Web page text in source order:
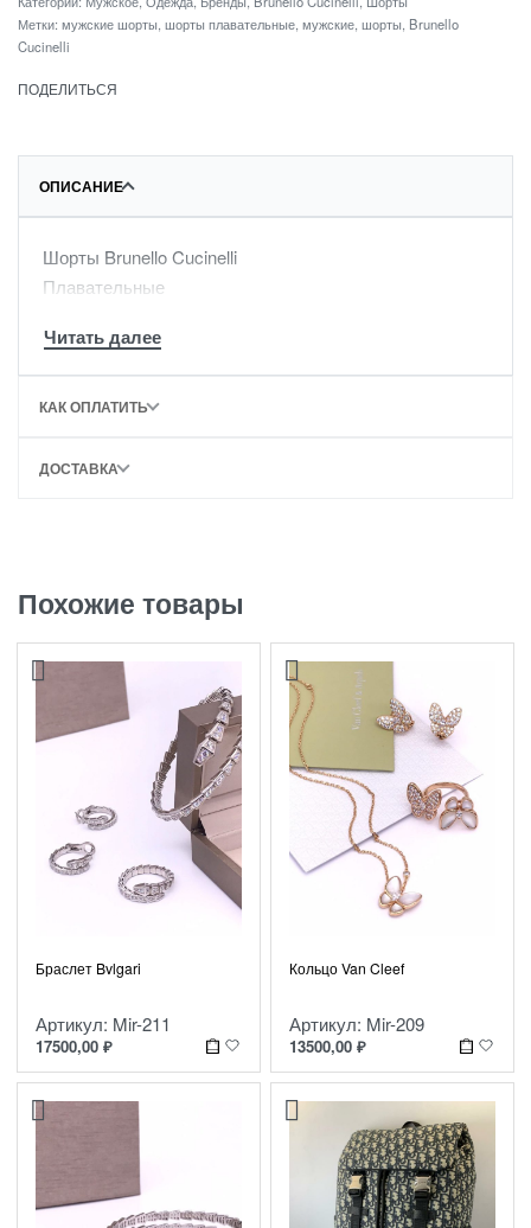
Метки: мужские шорты шорты плавательные мужские шорты Brunello
Cucinelli
ПОДЕЛИТЬСЯ
ОПИСАНИЕ
Шорты Brunello Cucinelli
Плавательные
КАК ОПЛАТИТЬ
ДОСТАВКА
Похожие товары
Браслет Bvlgari
Артикул: Mir-211
17500,00 ₽
Кольцо Van Cleef
Артикул: Mir-209
13500,00 ₽